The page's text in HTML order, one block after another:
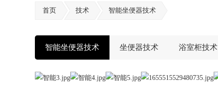
首页 技术 智能坐便器技术
智能坐便器技术 坐便器技术 浴室柜技术